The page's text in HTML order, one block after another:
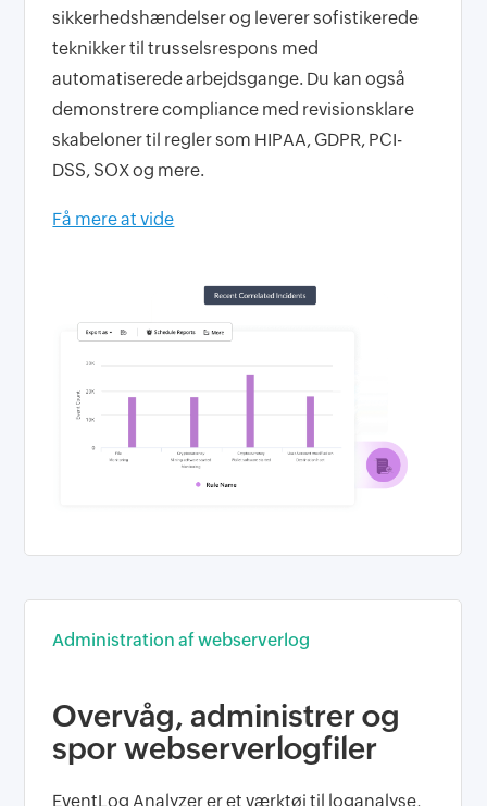
sikkerhedshændelser og leverer sofistikerede
teknikker til trusselsrespons med
automatiserede arbejdsgange. Du kan også
demonstrere compliance med revisionsklare
skabeloner til regler som HIPAA, GDPR, PCI-
DSS, SOX og mere.
Få mere at vide
Administration af webserverlog
Overvåg, administrer og
spor webserverlogfiler
EventLog Analyzer er et værktøj til loganalyse,